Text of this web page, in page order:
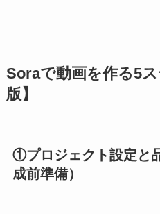
Soraで動画を作る5
版】
①プロジェクト設定と
成前準備）